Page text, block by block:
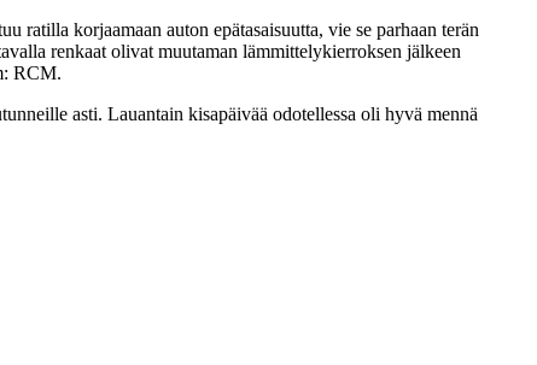
ratilla korjaamaan auton epätasaisuutta, vie se parhaan terän
renkaat olivat muutaman lämmittelykierroksen jälkeen
RCM.
asti. Lauantain kisapäivää odotellessa oli hyvä mennä